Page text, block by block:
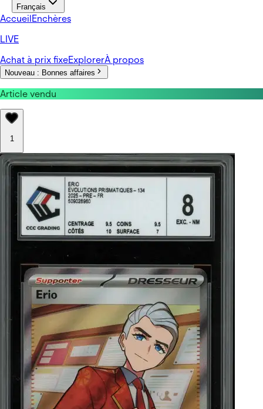
Français
AccueilEnchères
LIVE
Achat à prix fixeExplorerÀ propos
Nouveau : Bonnes affaires
Article vendu
1